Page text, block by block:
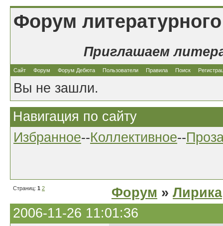
Форум
Приглашаем
Сайт Форум Форум Дебюта Пользователи Правила Поиск
Вы не зашли.
Навигация по сайту
Избранное--Коллективное--
Страниц: 1 2 Форум » Лирика
2006-11-26 11:01:36